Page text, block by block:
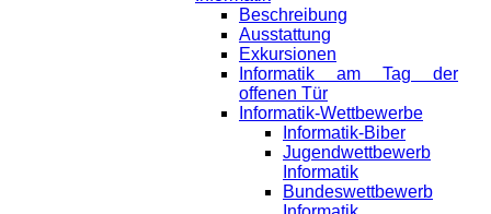
Beschreibung
Ausstattung
Exkursionen
Informatik am Tag der
offenen Tür
Informatik-Wettbewerbe
Informatik-Biber
Jugendwettbewerb
Informatik
Bundeswettbewerb